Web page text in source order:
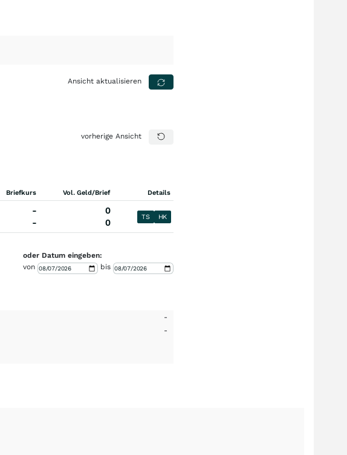
Ansicht aktualisieren
vorherige Ansicht
Briefkurs Vol. Geld/Brief Details
-
-
0
0
TS HK
oder Datum eingeben:
von
bis
-
-